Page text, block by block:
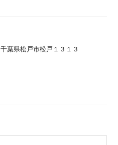
千葉県松戸市松戸１３１３